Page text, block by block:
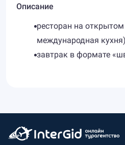
Описание
ресторан на
международная кухня)
завтрак в формате